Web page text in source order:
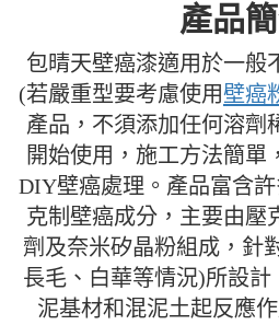
產品
包晴天壁癌漆適用於一般
(若嚴重型要考慮使用壁癌
產品，不須添加任何溶劑
開始使用，施工方法簡單
DIY壁癌處理。產品富含
克制壁癌成分，主要由壓
劑及奈米矽晶粉組成，針
長毛、白華等情況)所設
泥基材和混泥土起反應